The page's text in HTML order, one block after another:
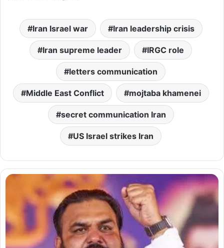
Iran Israel war Iran leadership crisis
Iran supreme leader IRGC role
letters communication
Middle East Conflict mojtaba khamenei
secret communication Iran
US Israel strikes Iran